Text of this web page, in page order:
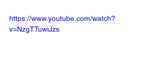
https://www.youtube.com/watch?
v=NzgTTuwiJzs